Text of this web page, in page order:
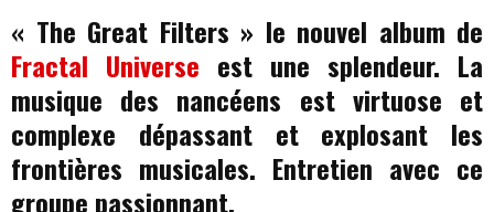
« The Great Filters » le nouvel album de
Fractal Universe est une splendeur. La
musique des nancéens est virtuose et
complexe dépassant et explosant les
frontières musicales. Entretien avec ce
groupe passionnant.